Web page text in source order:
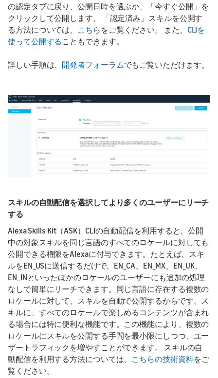
の認定タブに戻り、公開日時を選ぶか、「今すぐ公開」を
クリックして公開します。 「認定済み」スキルを公開す
る方法については、 こちら をご覧ください。 また、 CLIを
使って公開する こともできます。
詳しい手順は、 開発者フォーラムでもご覧いただけます。
スキルの自動配信を選択してより多くのユーザーにリーチ
する
Alexa Skills Kit（ASK）CLIの自動配信を利用すると、公開
中の対象スキルを同じ言語のすべてのロケールに対しても
公開できる権限をAlexaに付与できます。たとえば、スキ
ルをEN_USに送信するだけで、EN_CA、EN_MX、EN_UK、
EN_INといったほかのロケールのユーザーにも追加の処理
なしで簡単にリーチできます。同じ言語に存在する複数の
ロケールに対して、スキルを自動で公開するからです。ス
キルに、すべてのロケールで楽しめるコンテンツが含まれ
る場合には特に便利な機能です。この機能により、複数の
ロケールにスキルを公開する手間を最小限にしつつ、ユー
ザートラフィックを増やすことができます。 スキルの自
動配信を利用する方法については、 こちらの技術資料をご
覧ください。